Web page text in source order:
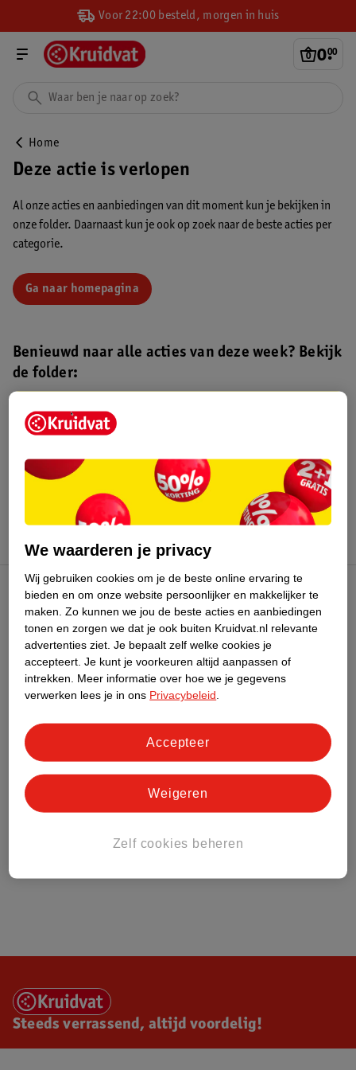
Voor 22:00 besteld, morgen in huis
0.
00
Home
Deze actie is verlopen
Al onze acties en aanbiedingen van dit moment kun je bekijken in
onze folder. Daarnaast kun je ook op zoek naar de beste acties per
categorie.
Ga naar homepagina
Benieuwd naar alle acties van deze week? Bekijk
de folder:
Kruidvat folder
augustus 2026.
Kruidvat Club
Klantenservice
Over Kruidvat
Steeds verrassend, altijd voordelig!
We waarderen je privacy
Wij gebruiken cookies om je de beste online ervaring te
bieden en om onze website persoonlijker en makkelijker te
maken. Zo kunnen we jou de beste acties en aanbiedingen
tonen en zorgen we dat je ook buiten Kruidvat.nl relevante
advertenties ziet. Je bepaalt zelf welke cookies je
accepteert. Je kunt je voorkeuren altijd aanpassen of
intrekken.
Meer informatie over hoe we je gegevens
verwerken lees je in ons Privacybeleid
Zelf cookies beheren
Weigeren
Accepteer